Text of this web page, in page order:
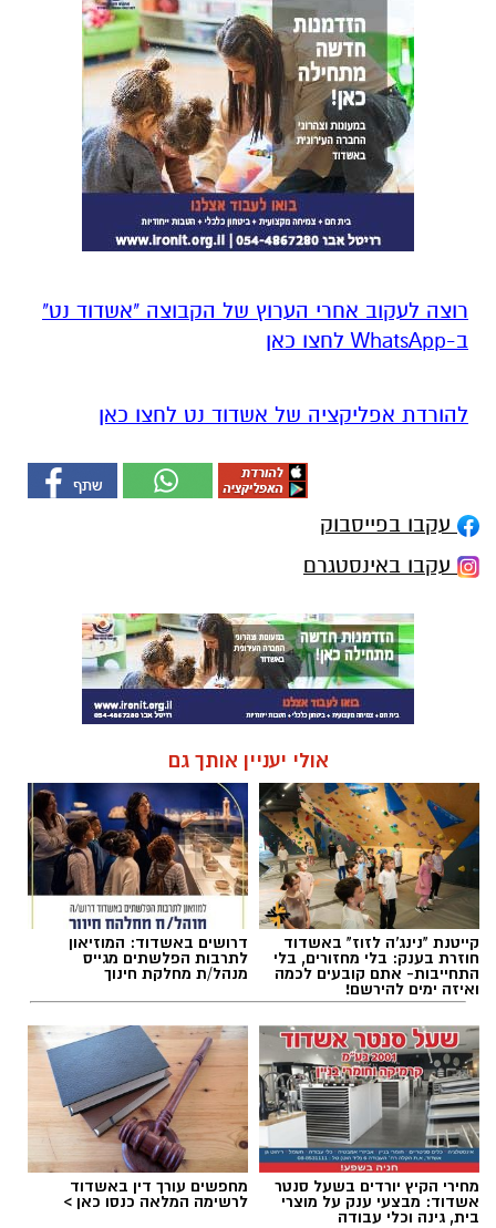
רוצה לעקוב אחרי הערוץ של הקבוצה "אשדוד נט"
ב-WhatsApp לחצו כאן
להורדת אפליקציה של אשדוד נט לחצו כאן
עקבו בפייסבוק
עקבו באינסטגרם
אולי יעניין אותך גם
קייטנת "נינג'ה לזוז" באשדוד
חוזרת בענק: בלי מחזורים, בלי
התחייבות- אתם קובעים לכמה
ואיזה ימים להירשם!
דרושים באשדוד: המוזיאון
לתרבות הפלשתים מגייס
מנהל/ת מחלקת חינוך
מחירי הקיץ יורדים בשעל סנטר
אשדוד: מבצעי ענק על מוצרי
בית, גינה וכלי עבודה
מחפשים עורך דין באשדוד
לרשימה המלאה כנסו כאן >